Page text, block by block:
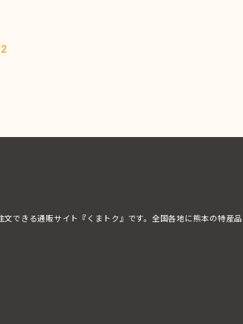
2
できる通販サイト『くまトク』です。全国各地に熊本の特産品